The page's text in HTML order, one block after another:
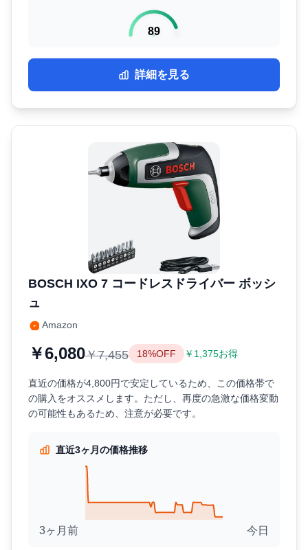
89
詳細を見る
BOSCH IXO 7 コードレスドライバー ボッシ
ュ
Amazon
￥6,080￥7,455 18%OFF ￥1,375お得
直近の価格が4,800円で安定しているため、この価格帯で
の購入をオススメします。ただし、再度の急激な価格変動
の可能性もあるため、注意が必要です。
直近3ヶ月の価格推移
3ヶ月前 今日